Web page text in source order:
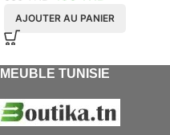
AJOUTER AU PANIER
MEUBLE TUNISIE